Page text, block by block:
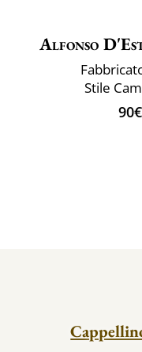
Alfonso
Stile
90€